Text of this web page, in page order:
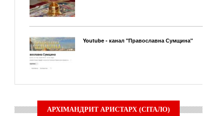
Youtube - канал "Православна Сумщина"
АРХІМАНДРИТ АРИСТАРХ (СІТАЛО)